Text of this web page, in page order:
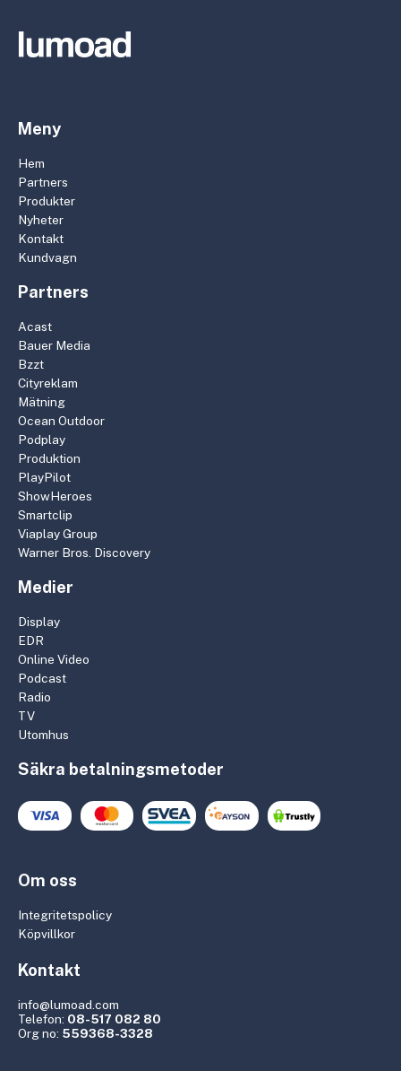
Meny
Hem
Partners
Produkter
Nyheter
Kontakt
Kundvagn
Partners
Acast
Bauer Media
Bzzt
Cityreklam
Mätning
Ocean Outdoor
Podplay
Produktion
PlayPilot
ShowHeroes
Smartclip
Viaplay Group
Warner Bros. Discovery
Medier
Display
EDR
Online Video
Podcast
Radio
TV
Utomhus
Säkra betalningsmetoder
Om oss
Integritetspolicy
Köpvillkor
Kontakt
info@lumoad.com
Telefon: 08-517 082 80
Org no: 559368-3328